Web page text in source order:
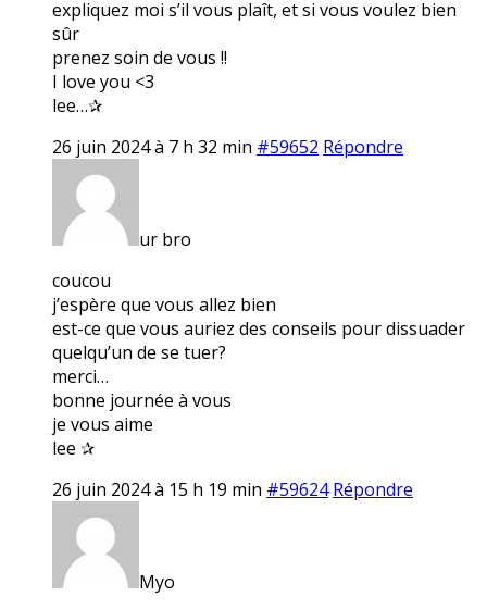
expliquez moi s’il vous plaît, et si vous voulez bien
sûr
prenez soin de vous !!
I love you <3
lee…✰
26 juin 2024 à 7 h 32 min #59652 Répondre
ur bro
coucou
j’espère que vous allez bien
est-ce que vous auriez des conseils pour dissuader
quelqu’un de se tuer?
merci…
bonne journée à vous
je vous aime
lee ✰
26 juin 2024 à 15 h 19 min #59624 Répondre
Myo